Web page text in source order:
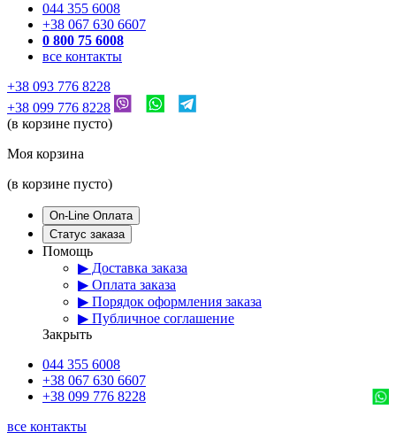
044 355 6008
+38 067 630 6607
0 800 75 6008
все контакты
+38 093 776 8228
+38 099 776 8228
(в корзине пусто)
Моя корзина
(в корзине пусто)
On-Line Оплата
Статус заказа
Помощь
▶ Доставка заказа
▶ Оплата заказа
▶ Порядок оформления заказа
▶ Публичное соглашение
Закрыть
044 355 6008
+38 067 630 6607
+38 099 776 8228
все контакты